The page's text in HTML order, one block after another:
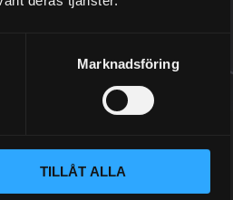
Marknadsföring
TILLÅT ALLA